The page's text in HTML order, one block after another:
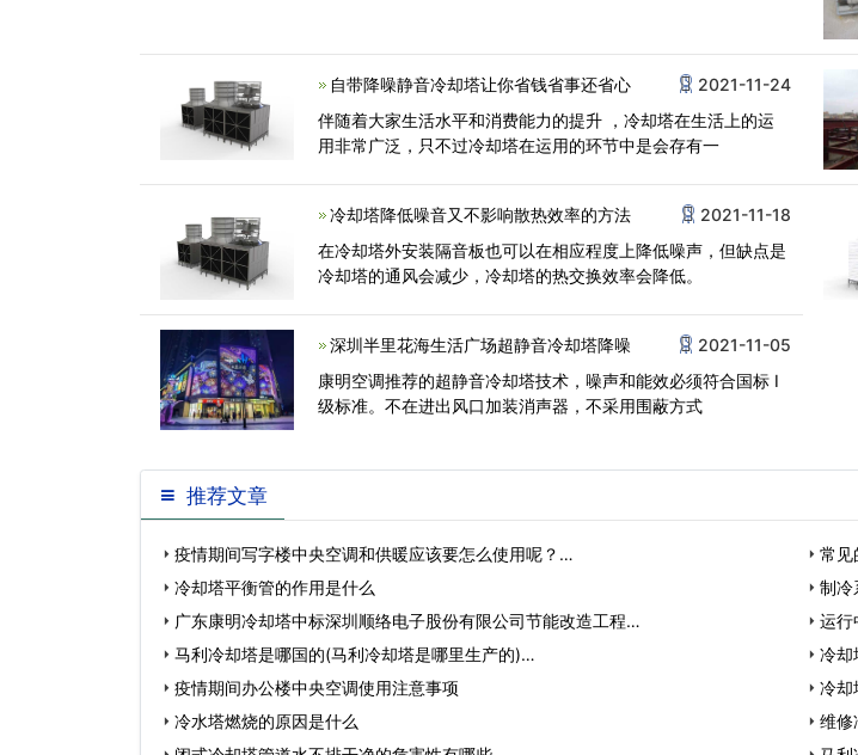
自带降噪静音冷却塔让你省钱省事还省心
2021-11-24
伴随着大家生活水平和消费能力的提升 ，冷却塔在生活上的运
用非常广泛，只不过冷却塔在运用的环节中是会存有一
冷却塔降低噪音又不影响散热效率的方法
2021-11-18
在冷却塔外安装隔音板也可以在相应程度上降低噪声，但缺点是
冷却塔的通风会减少，冷却塔的热交换效率会降低。
深圳半里花海生活广场超静音冷却塔降噪
2021-11-05
康明空调推荐的超静音冷却塔技术，噪声和能效必须符合国标 I
级标准。不在进出风口加装消声器，不采用围蔽方式
推荐文章
疫情期间写字楼中央空调和供暖应该要怎么使用呢？…
常见
冷却塔平衡管的作用是什么
制冷
广东康明冷却塔中标深圳顺络电子股份有限公司节能改造工程…
运行
马利冷却塔是哪国的(马利冷却塔是哪里生产的)…
冷却
疫情期间办公楼中央空调使用注意事项
冷却
冷水塔燃烧的原因是什么
维修